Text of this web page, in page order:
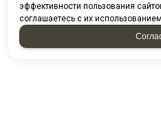
эффективности пользования
соглашаетесь с их